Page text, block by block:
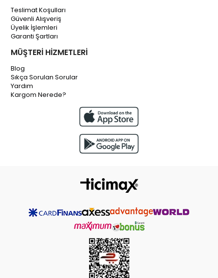
Teslimat Koşulları
Güvenli Alışveriş
Üyelik İşlemleri
Garanti Şartları
MÜŞTERİ HİZMETLERİ
Blog
Sıkça Sorulan Sorular
Yardım
Kargom Nerede?